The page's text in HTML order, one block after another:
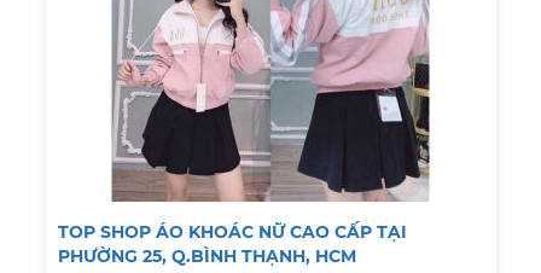
TOP SHOP ÁO KHOÁC NỮ CAO CẤP TẠI
PHƯỜNG 25, Q.BÌNH THẠNH, HCM